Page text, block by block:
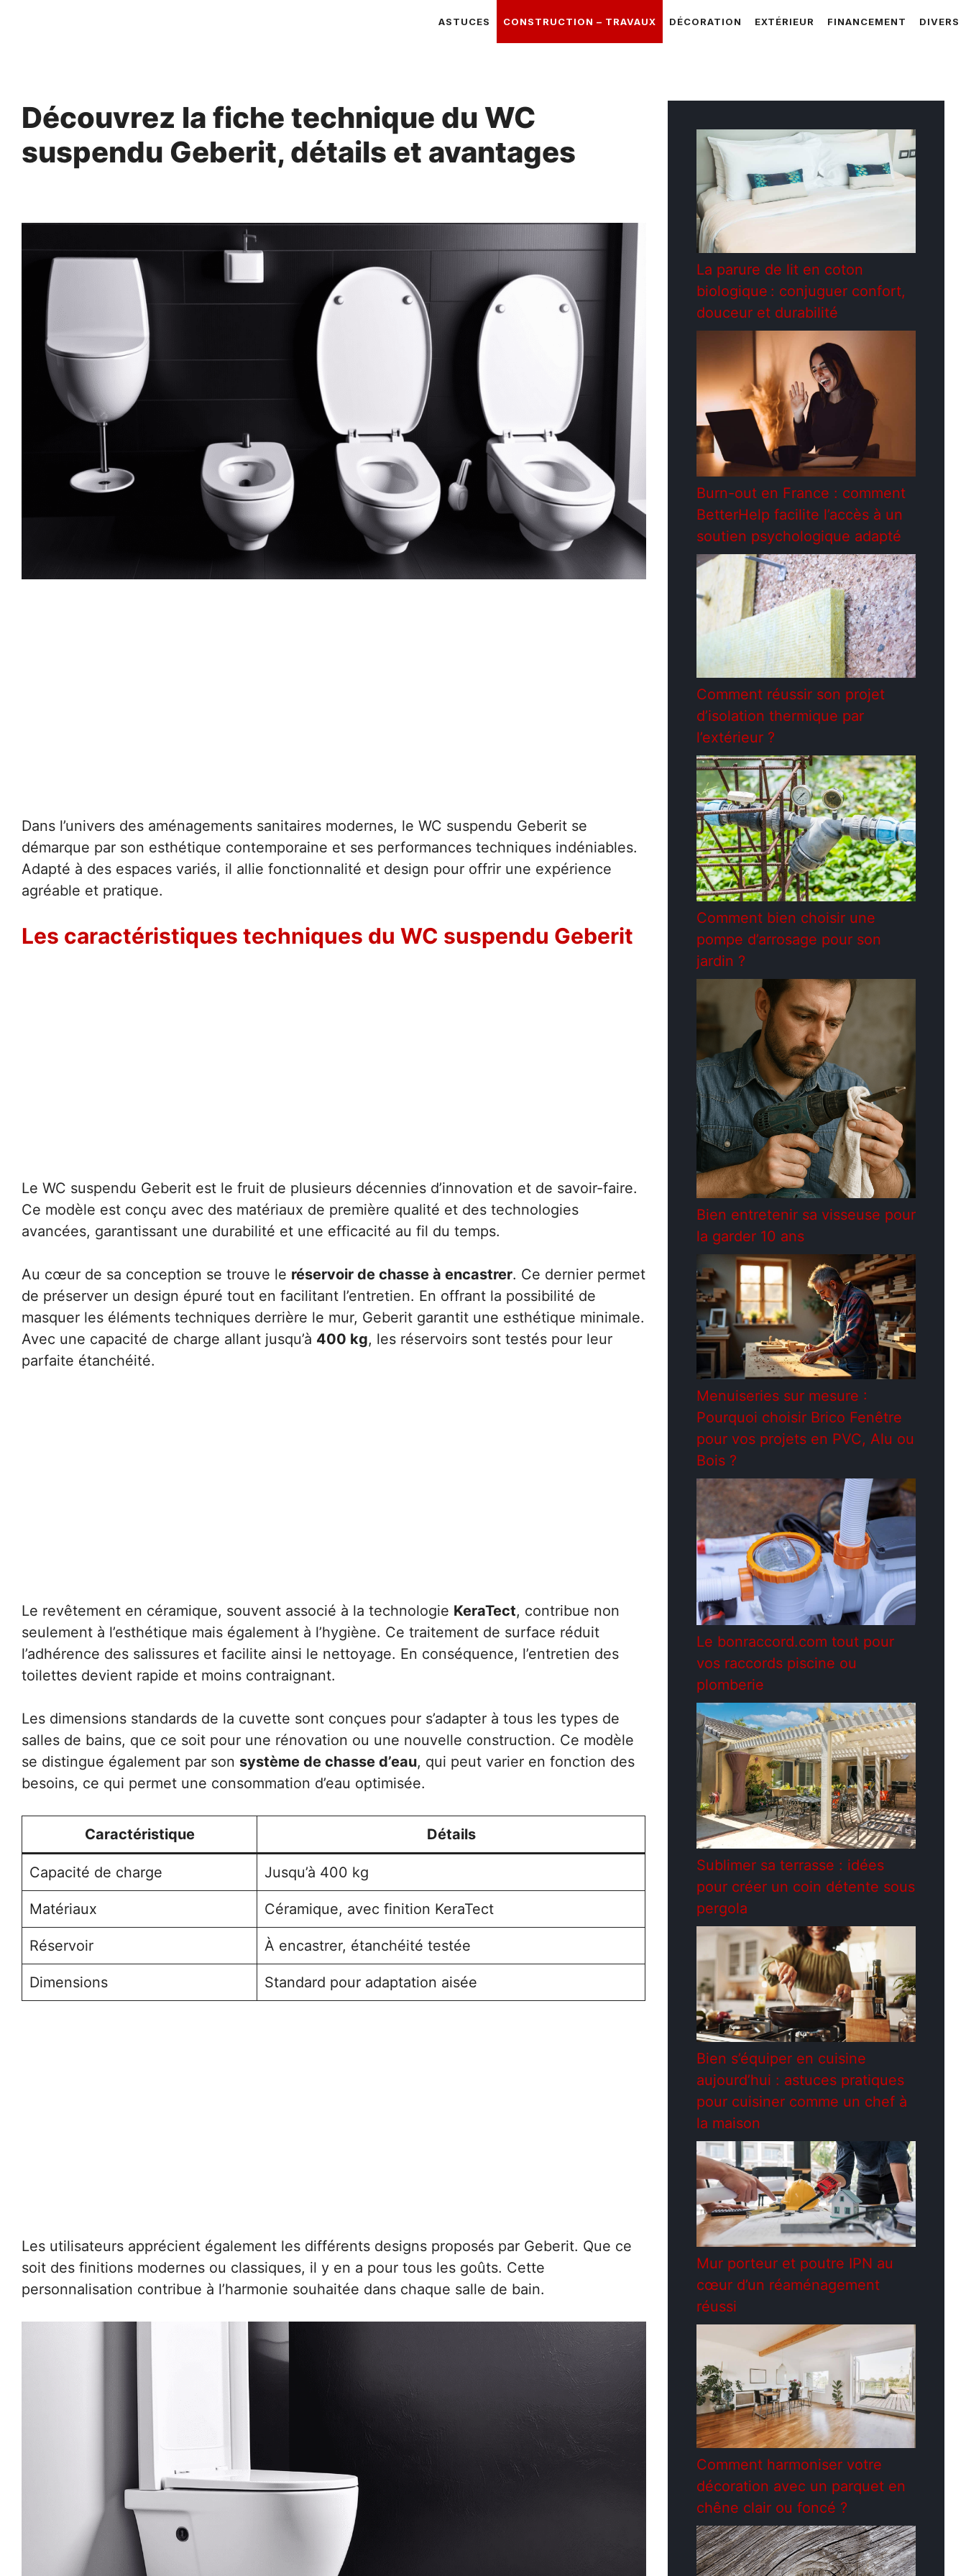
ASTUCES CONSTRUCTION – TRAVAUX DÉCORATION EXTÉRIEUR FINANCEMENT DIVERS
Découvrez la fiche technique du WC
suspendu Geberit, détails et avantages
Dans l’univers des aménagements sanitaires modernes, le WC suspendu Geberit se
démarque par son esthétique contemporaine et ses performances techniques indéniables.
Adapté à des espaces variés, il allie fonctionnalité et design pour offrir une expérience
agréable et pratique.
Les caractéristiques techniques du WC suspendu Geberit
Le WC suspendu Geberit est le fruit de plusieurs décennies d’innovation et de savoir-faire.
Ce modèle est conçu avec des matériaux de première qualité et des technologies
avancées, garantissant une durabilité et une efficacité au fil du temps.
Au cœur de sa conception se trouve le réservoir de chasse à encastrer. Ce dernier permet
de préserver un design épuré tout en facilitant l’entretien. En offrant la possibilité de
masquer les éléments techniques derrière le mur, Geberit garantit une esthétique minimale.
Avec une capacité de charge allant jusqu’à 400 kg, les réservoirs sont testés pour leur
parfaite étanchéité.
Le revêtement en céramique, souvent associé à la technologie KeraTect, contribue non
seulement à l’esthétique mais également à l’hygiène. Ce traitement de surface réduit
l’adhérence des salissures et facilite ainsi le nettoyage. En conséquence, l’entretien des
toilettes devient rapide et moins contraignant.
Les dimensions standards de la cuvette sont conçues pour s’adapter à tous les types de
salles de bains, que ce soit pour une rénovation ou une nouvelle construction. Ce modèle
se distingue également par son système de chasse d’eau, qui peut varier en fonction des
besoins, ce qui permet une consommation d’eau optimisée.
Caractéristique Détails
Capacité de charge Jusqu’à 400 kg
Matériaux Céramique, avec finition KeraTect
Réservoir À encastrer, étanchéité testée
Dimensions Standard pour adaptation aisée
Les utilisateurs apprécient également les différents designs proposés par Geberit. Que ce
soit des finitions modernes ou classiques, il y en a pour tous les goûts. Cette
personnalisation contribue à l’harmonie souhaitée dans chaque salle de bain.
La parure de lit en coton
biologique : conjuguer confort,
douceur et durabilité
Burn-out en France : comment
BetterHelp facilite l’accès à un
soutien psychologique adapté
Comment réussir son projet
d’isolation thermique par
l’extérieur ?
Comment bien choisir une
pompe d’arrosage pour son
jardin ?
Bien entretenir sa visseuse pour
la garder 10 ans
Menuiseries sur mesure :
Pourquoi choisir Brico Fenêtre
pour vos projets en PVC, Alu ou
Bois ?
Le bonraccord.com tout pour
vos raccords piscine ou
plomberie
Sublimer sa terrasse : idées
pour créer un coin détente sous
pergola
Bien s’équiper en cuisine
aujourd’hui : astuces pratiques
pour cuisiner comme un chef à
la maison
Mur porteur et poutre IPN au
cœur d’un réaménagement
réussi
Comment harmoniser votre
décoration avec un parquet en
chêne clair ou foncé ?